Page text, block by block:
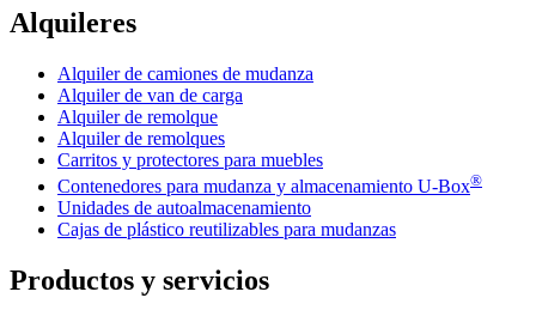
Alquileres
Alquiler de camiones de mudanza
Alquiler de van de carga
Alquiler de remolque
Alquiler de remolques
Carritos y protectores para muebles
Contenedores para mudanza y almacenamiento U-Box®
Unidades de autoalmacenamiento
Cajas de plástico reutilizables para mudanzas
Productos y servicios